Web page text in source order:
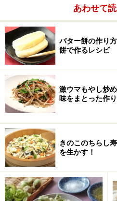
る。鶏肉は小指の先程度に切
2.鍋にバターを熱し、玉ねぎ
なり透き通るまで炒め、鶏肉
3. 小麦粉とカレー粉をふり入
4. トマトを加えて炒め、厚揚
5.水、固形スープ、白ワイン
がってきたらケチャップ、ハ
調え、 冷凍グリンピースを加
カレー粉小さじ1をふり入れて
あわせて
バター餅の作り
餅で作るレシピ
激ウマもやし炒
味をまとった作
きのこのちらし
を生かす！